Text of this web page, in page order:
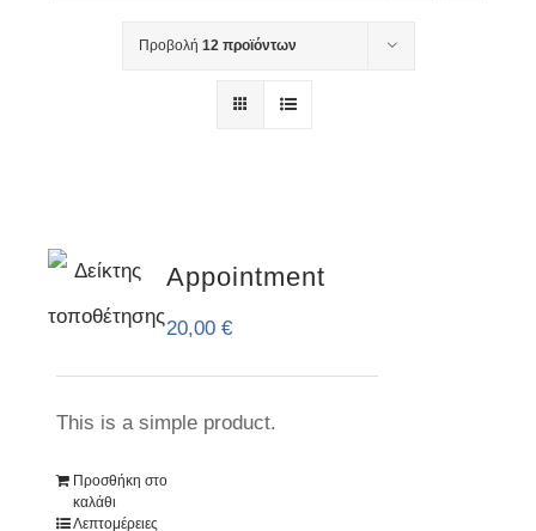
Προβολή 12 προϊόντων
Appointment
20,00€
This is a simple product.
Προσθήκη στο
καλάθι
Λεπτομέρειες